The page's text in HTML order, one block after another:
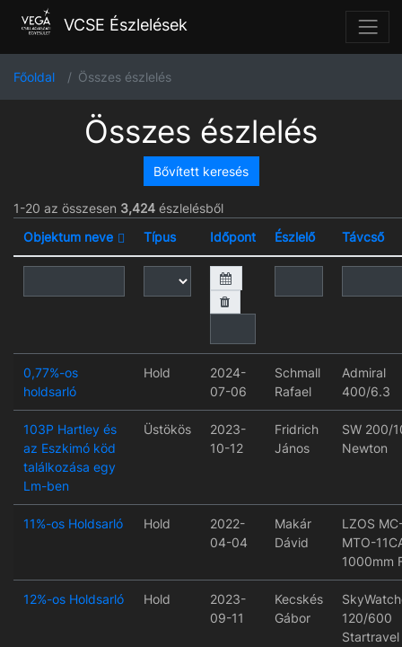
VCSE Észlelések
Főoldal Összes észlelés
Összes észlelés
Bővített keresés
1-20 az összesen 3,424 észlelésből
Objektum neve
Típus Időpont Észlelő Távcső
0,77%-os
holdsarló
Hold
2024-
07-06
Schmall
Rafael
Admiral
400/6.3
103P Hartley és
az Eszkimó köd
találkozása egy
Lm-ben
Üstökös
2023-
10-12
Fridrich
János
SW 200/
Newton
11%-os Holdsarló Hold
2022-
04-04
Makár
Dávid
LZOS
MTO-
1000mm
12%-os Holdsarló Hold
2023-
09-11
Kecskés
Gábor
120/600
Startravel